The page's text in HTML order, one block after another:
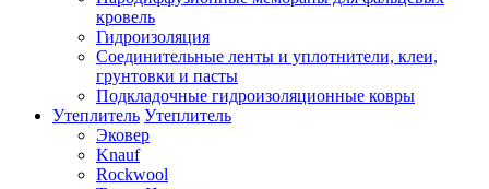
кровель
Гидроизоляция
Соединительные ленты и уплотнители, клеи,
грунтовки и пасты
Подкладочные гидроизоляционные ковры
Утеплитель Утеплитель
Эковер
Knauf
Rockwool